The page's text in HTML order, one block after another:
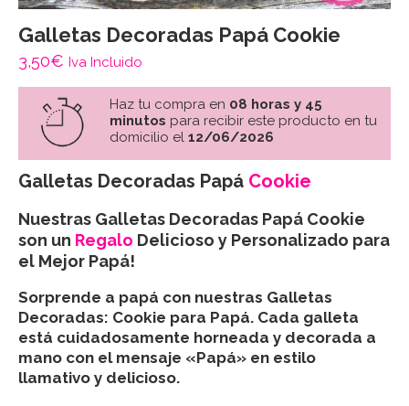
Galletas Decoradas Papá Cookie
3,50€ Iva Incluido
Haz tu compra en 08 horas y 45
minutos para recibir este producto en tu
domicilio el 12/06/2026
Galletas Decoradas Papá Cookie
Nuestras Galletas Decoradas Papá Cookie
son un Regalo Delicioso y Personalizado para
el Mejor Papá!
Sorprende a papá con nuestras Galletas
Decoradas: Cookie para Papá. Cada galleta
está cuidadosamente horneada y decorada a
mano con el mensaje «Papá» en estilo
llamativo y delicioso.